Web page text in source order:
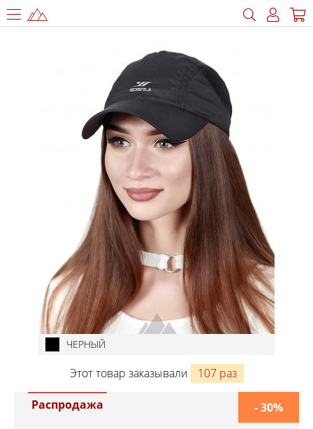
ЧЕРНЫЙ
Этот товар заказывали 107 раз
Распродажа - 30%